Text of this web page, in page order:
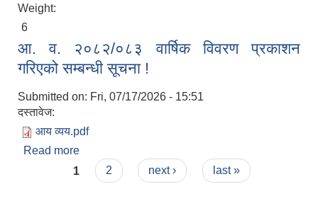
Weight:
6
आ. व. २०८२/०८३ वार्षिक विवरण प्रकाशन
गरिएको सम्बन्धी सूचना !
Submitted on: Fri, 07/17/2026 - 15:51
दस्तावेज:
आय व्यय.pdf
Read more
सम्बन्धी सूचना !
Pages
1 2 next › last »